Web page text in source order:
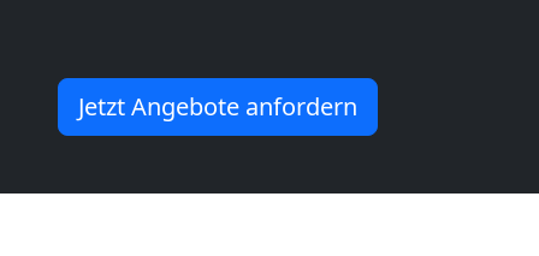
Jetzt Angebote anfordern
Neustadt